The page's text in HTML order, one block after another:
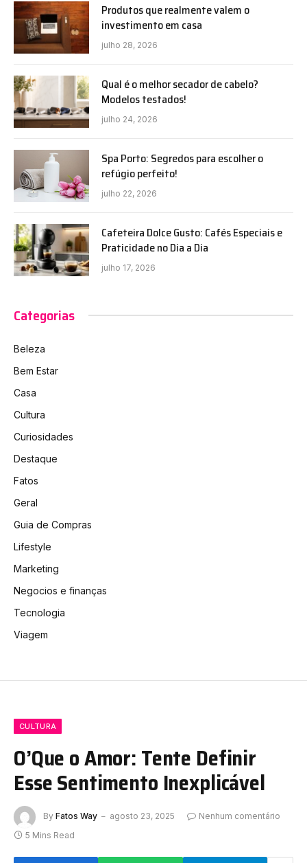
Produtos que realmente valem o
investimento em casa
julho 28, 2026
Qual é o melhor secador de cabelo?
Modelos testados!
julho 24, 2026
Spa Porto: Segredos para escolher o
refúgio perfeito!
julho 22, 2026
Cafeteira Dolce Gusto: Cafés Especiais e
Praticidade no Dia a Dia
julho 17, 2026
Categorias
Beleza
Bem Estar
Casa
Cultura
Curiosidades
Destaque
Fatos
Geral
Guia de Compras
Lifestyle
Marketing
Negocios e finanças
Tecnologia
Viagem
CULTURA
O’Que o Amor: Tente Definir
Esse Sentimento Inexplicável
By Fatos Way agosto 23, 2025
Nenhum comentário
5 Mins Read